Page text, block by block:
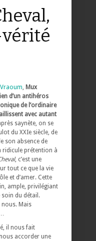
Vraoum Mux
d’un antihéros
de l’ordinaire
avec autant
saynète, on se
du XXIe siècle, de
son absence de
ridicule prétention à
, c’est une
tout ce que la vie
et d’amer. Cette
ample, privilégiant
soin du détail.
nous. Mais
il nous fait
accorder une